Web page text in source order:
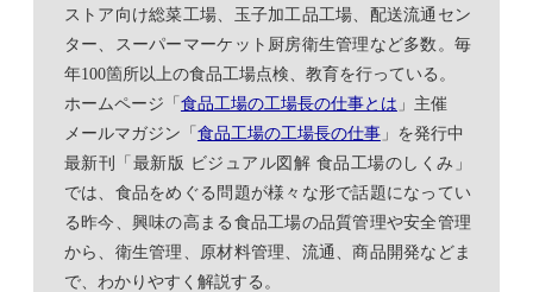
ストア向け総菜工場、玉子加工品工場、配送流通セン
ター、スーパーマーケット厨房衛生管理など多数。毎
年100箇所以上の食品工場点検、教育を行っている。
ホームページ「 食品工場の工場長の仕事とは 」主催
メールマガジン「 食品工場の工場長の仕事」を発行中
最新刊「最新版 ビジュアル図解 食品工場のしくみ」
では、食品をめぐる問題が様々な形で話題になってい
る昨今、興味の高まる食品工場の品質管理や安全管理
から、衛生管理、原材料管理、流通、商品開発などま
で、わかりやすく解説する。